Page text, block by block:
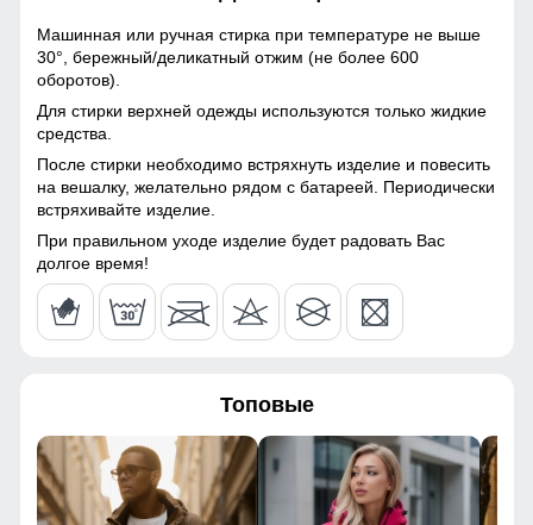
Тёплое, удобное, защищает от холода и ветра. Стильный
лаконичный дизайн для повседневной носки.
Утеплённый капюшон!
Надёжно защищает от холода, ветра и осадков. Идеален
для зимней погоды, не требует головного убора.
44
60
54
44
материалы
Материал подкладки
капюшона
Материал подкладки
кармана
Материал наполнителя Полиэстер
Фактура материала Шероховатая, стеганная
кв.м)
Конструктивные особенности
Машинная или ручная стирка при температуре не выше
30°, бережный/деликатный отжим (не более 600
оборотов).
Для стирки верхней одежды используются только жидкие
средства.
После стирки необходимо встряхнуть изделие и повесить
на вешалку, желательно рядом с батареей. Периодически
встряхивайте изделие.
При правильном уходе изделие будет радовать Вас
долгое время!
Топовые